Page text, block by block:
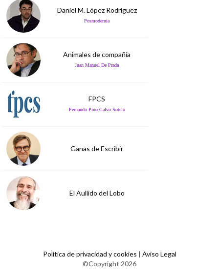
Daniel M. López Rodríguez
Posmodernia
Animales de compañía
Juan Manuel De Prada
FPCS
Fernando Pino Calvo Sotelo
Ganas de Escribir
El Aullido del Lobo
Política de privacidad y cookies | Aviso Legal
©Copyright 2026